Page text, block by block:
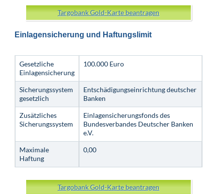
Targobank Gold-Karte beantragen
Einlagensicherung und Haftungslimit
Gesetzliche
Einlagensicherung
100.000 Euro
Sicherungssystem
gesetzlich
Entschädigungseinrichtung deutscher
Banken
Zusätzliches
Sicherungssystem
Einlagensicherungsfonds des
Bundesverbandes Deutscher Banken
e.V.
Maximale
Haftung
0,00
Targobank Gold-Karte beantragen